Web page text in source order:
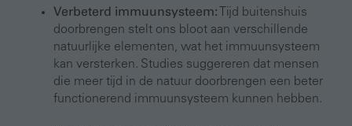
Verbeterd immuunsysteem: Tijd buitenshuis
doorbrengen stelt ons bloot aan verschillende
natuurlijke elementen, wat het immuunsysteem
kan versterken. Studies suggereren dat mensen
die meer tijd in de natuur doorbrengen een beter
functionerend immuunsysteem kunnen hebben.